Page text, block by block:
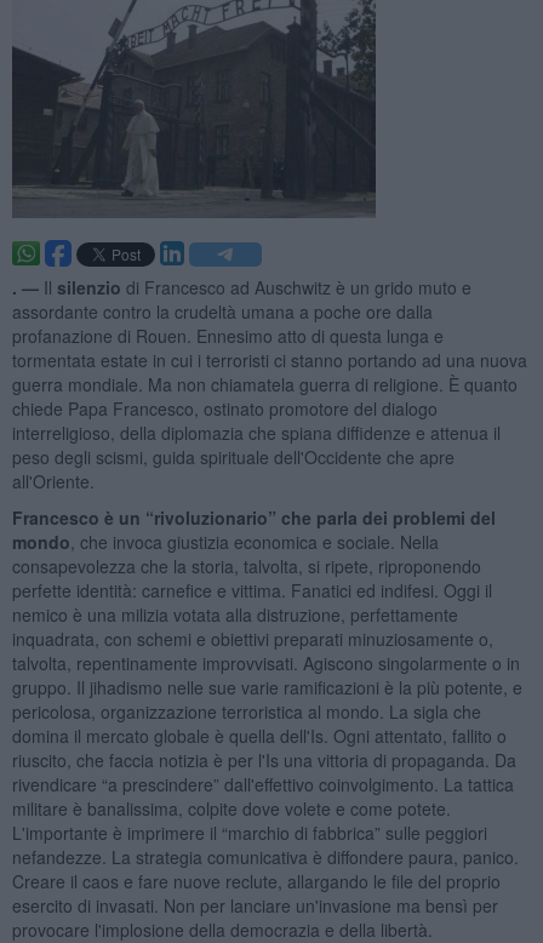
. — ‎Il silenzio di Francesco ad Auschwitz è un grido muto e
assordante contro la crudeltà umana a poche ore dalla
profanazione di Rouen. Ennesimo atto di questa lunga e
tormentata estate in cui i terroristi ci stanno portando ad una nuova
guerra mondiale. Ma non chiamatela guerra di religione. È quanto
chiede Papa Francesco, ostinato promotore del dialogo
interreligioso, della diplomazia che spiana diffidenze e attenua il
peso degli scismi, guida spirituale dell'Occidente che apre
all'Oriente.
Francesco è un “rivoluzionario” che parla dei problemi del
mondo , che invoca giustizia economica e sociale. Nella
consapevolezza che la storia, talvolta, si ripete, riproponendo
perfette identità: carnefice e vittima. Fanatici ed indifesi. Oggi il
nemico è una milizia votata alla distruzione, perfettamente
inquadrata, con schemi e obiettivi preparati minuziosamente o,
talvolta, repentinamente improvvisati. Agiscono singolarmente o in
gruppo. Il jihadismo nelle sue varie ramificazioni è la più potente, e
pericolosa, organizzazione terroristica al mondo. La sigla che
domina il mercato globale è quella dell'Is. Ogni attentato, fallito o
riuscito, che faccia notizia è per l'Is una vittoria di propaganda. Da
rivendicare “a prescindere” dall'effettivo coinvolgimento. La tattica
militare è banalissima, colpite dove volete e come potete.
L'importante è imprimere il “marchio di fabbrica” sulle peggiori
nefandezze. La strategia comunicativa è diffondere paura, panico.
Creare il caos e fare nuove reclute, allargando le file del proprio
esercito di invasati. Non per lanciare un'invasione ma bensì per
provocare l'implosione della democrazia e della libertà.